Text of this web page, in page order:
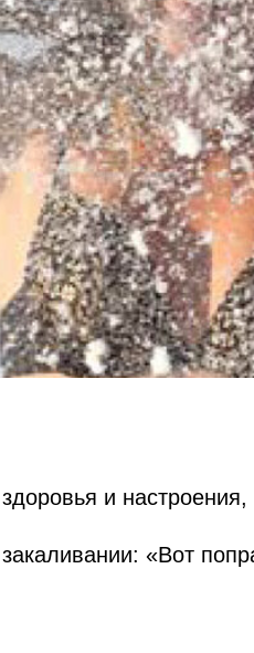
и
«Вот